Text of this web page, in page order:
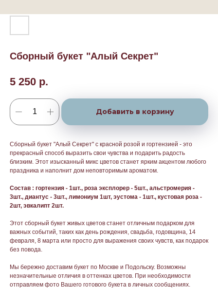
Сборный букет "Алый Секрет"
5 250 р.
Добавить в корзину
Сборный букет "Алый Секрет" с красной розой и гортензией - это
прекрасный способ выразить свои чувства и подарить радость
близким. Этот изысканный микс цветов станет ярким акцентом любого
праздника и наполнит дом неповторимым ароматом.
Состав : гортензия - 1шт., роза эксплорер - 5шт., альстромерия -
3шт., диантус - 3шт., лимониум 1шт, эустома - 1шт., кустовая роза -
2шт, эвкалипт 2шт.
Этот сборный букет живых цветов станет отличным подарком для
важных событий, таких как день рождения, свадьба, годовщина, 14
февраля, 8 марта или просто для выражения своих чувств, как подарок
без повода.
Мы бережно доставим букет по Москве и Подольску. Возможны
незначительные отличия в оттенках цветов. При необходимости
отправляем фото Вашего готового букета в личных сообщениях.